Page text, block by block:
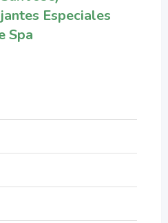
Especiales
Spa